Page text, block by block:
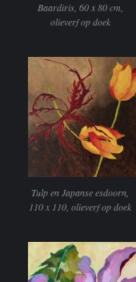
Baardiris, 60 x 80 cm,
olieverf op doek
Tulp en Japanse esdoorn,
110 x 110, olieverf op doek